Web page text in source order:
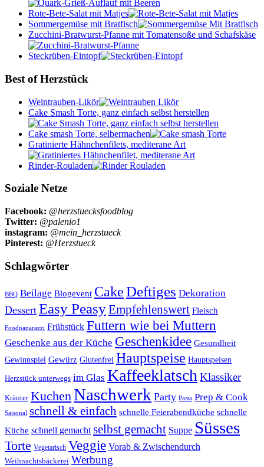
Rote-Bete-Salat mit Matjes
Sommergemüse mit Bratfisch
Zucchini-Bratwurst-Pfanne mit Tomatensoße und Schafskäse
Steckrüben-Eintopf
Best of Herzstück
Weintrauben-Likör
Cake Smash Torte, ganz einfach selbst herstellen
Cake smash Torte, selbermachen
Gratinierte Hähnchenfilets, mediterane Art
Rinder-Rouladen
Soziale Netze
Facebook: @herzstuecksfoodblog
Twitter: @palenio1
instagram: @mein_herzstueck
Pinterest: @Herzstueck
Schlagwörter
BBQ Beilage Blogevent CakeDeftiges Dekoration
Dessert Easy PeasyEmpfehlenswert Fleisch
Foodpaparazzi Frühstück Futtern wie bei Muttern
Geschenke aus der Küche Geschenkidee Gesundheit
Gewinnspiel Gewürz Glutenfrei Hauptspeise Hauptspeisen
Herzstück unterwegs im Glas KaffeeklatschKlassiker
Kräuter KuchenNaschwerk Party Pasta Prep & Cook
Saisonal schnell & einfach schnelle Feierabendküche schnelle
Küche schnell gemacht selbst gemacht Suppe Süsses
Torte Vegetarisch Veggie Vorab & Zwischendurch
Weihnachtsbäckerei Werbung